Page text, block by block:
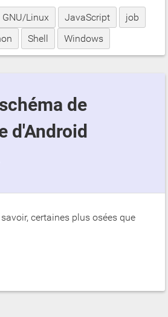
GNU/Linux JavaScript
job
Shell Windows
d'Android
certaines plus osées que